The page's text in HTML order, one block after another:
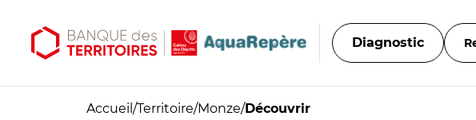
Diagnostic
Accueil /Territoire/Monze/Découvrir